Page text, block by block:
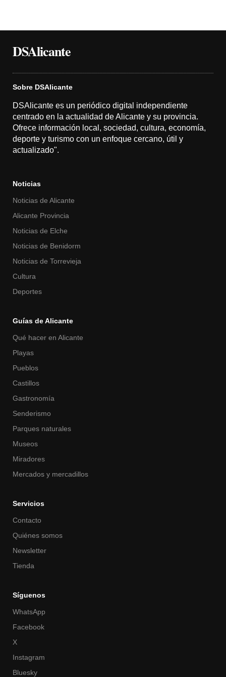
DSAlicante
Sobre DSAlicante
DSAlicante es un periódico digital independiente
centrado en la actualidad de Alicante y su provincia.
Ofrece información local, sociedad, cultura, economía,
deporte y turismo con un enfoque cercano, útil y
actualizado".
Noticias
Noticias de Alicante
Alicante Provincia
Noticias de Elche
Noticias de Benidorm
Noticias de Torrevieja
Cultura
Deportes
Guías de Alicante
Qué hacer en Alicante
Playas
Pueblos
Castillos
Gastronomía
Senderismo
Parques naturales
Museos
Miradores
Mercados y mercadillos
Servicios
Contacto
Quiénes somos
Newsletter
Tienda
Síguenos
WhatsApp
Facebook
X
Instagram
Bluesky